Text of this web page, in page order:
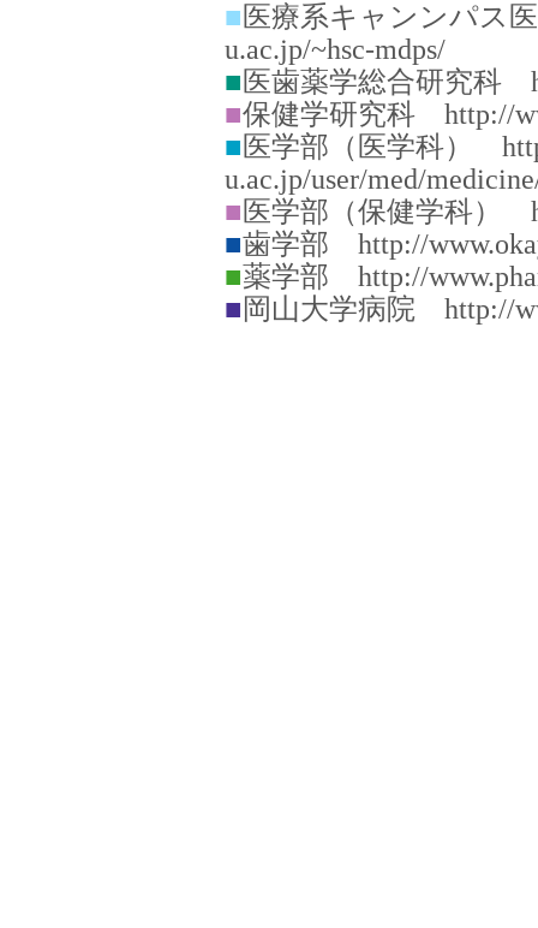
■医療系キャンンパス
u.ac.jp/~hsc-mdps/
■医歯薬学総合研究科
■保健学研究科 http://
■医学部（医学科）
u.ac.jp/user/med/
■医学部（保健学科）
■歯学部 http://
■薬学部 http://
■岡山大学病院 http://